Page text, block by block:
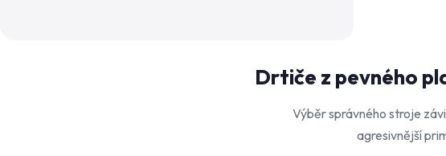
Drtiče z pevného
Výběr správného stroje
agresivnější